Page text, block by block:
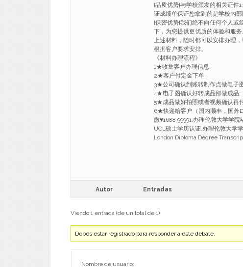
[品质优势]与学校颁发的相关证件
证成绩单保证您拿到的是学校内部
[保密优势]我们绝不向任何个人或
下，为您提供更优质的体验和服
上述材料，随时都可以安排办理
根据客户要求安排。
《材料办理流程》
1★收集客户办理信息;
2★客户付定金下单;
3★公司确认到账转制作点做电子
4★电子图确认好转成品部做成品;
5★成品做好拍照或者视频确认再
6★快递给客户（国内顺丰，国外
微♥1688 99991,办理伦敦大学学
UCL硕士学历认证,办理伦敦大学
London Diploma Degree
Autor Entradas
Viendo 1 entrada (de un total de 1)
Debes estar registrado para responder a este debate.
Nombre de usuario: